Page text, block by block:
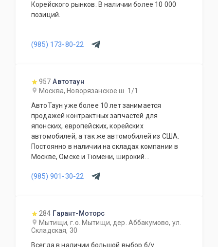
Корейского рынков. В наличии более 10 000
позиций.
(985) 173-80-22
957 Автотаун
Москва, Новорязанское ш. 1/1
АвтоТаун уже более 10 лет занимается
продажей контрактных запчастей для
японских, европейских, корейских
автомобилей, а так же автомобилей из США.
Постоянно в наличии на складах компании в
Москве, Омске и Тюмени, широкий
более 150000 наименований. Все запчасти,
(985) 901-30-22
284 Гарант-Моторс
Мытищи, г.о. Мытищи, дер. Аббакумово, ул.
Складская, 30
Всегда в наличии большой выбор б/у